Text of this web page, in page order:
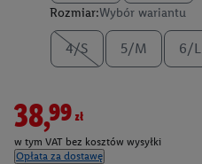
Rozmiar:Wybór wariantu
4/S 5/M 6/L
38,99zł
w tym VAT bez kosztów wysyłki
Opłata za dostawę